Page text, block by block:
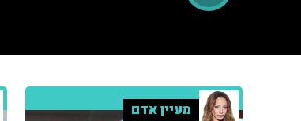
מעיין אדם